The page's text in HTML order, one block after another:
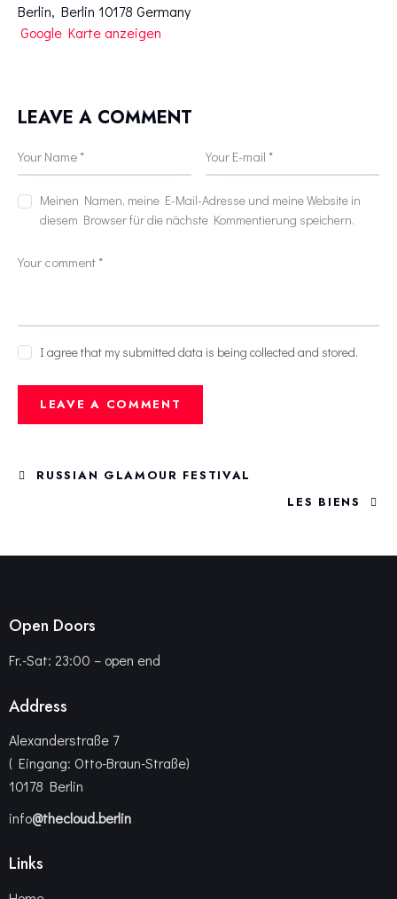
Berlin, Berlin 10178 Germany
Google Karte anzeigen
LEAVE A COMMENT
Meinen Namen, meine E-Mail-Adresse und meine Website in
diesem Browser für die nächste Kommentierung speichern.
I agree that my submitted data is being collected and stored.
RUSSIAN GLAMOUR FESTIVAL
LES BIENS
Open Doors
Fr.-Sat: 23:00 – open end
Address
Alexanderstraße 7
( Eingang: Otto-Braun-Straße)
10178 Berlin
info@thecloud.berlin
Links